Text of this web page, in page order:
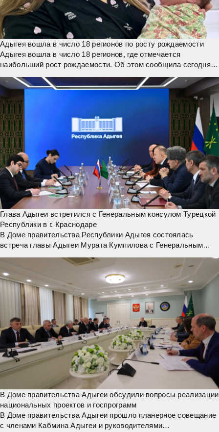
Адыгея вошла в число 18 регионов по росту рождаемости
Адыгея вошла в число 18 регионов, где отмечается
наибольший рост рождаемости. Об этом сообщила сегодня
Мурат Кумпилов в МАХ. "Улучшение
Глава Адыгеи встретился с Генеральным консулом Турецкой
Республики в г. Краснодаре
В Доме правительства Республики Адыгея состоялась
встреча главы Адыгеи Мурата Кумпилова с Генеральным
Озбай. Он назначен на эту должность в ноябре
В Доме правительства Адыгеи обсудили вопросы реализации
национальных проектов и госпрограмм
В Доме правительства Адыгеи прошло планерное совещание
с членами Кабмина Адыгеи и руководителями